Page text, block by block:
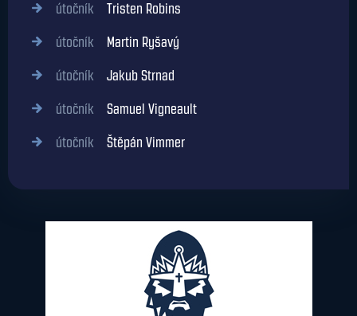
útočník Tristen Robins
útočník Martin Ryšavý
útočník Jakub Strnad
útočník Samuel Vigneault
útočník Štěpán Vimmer